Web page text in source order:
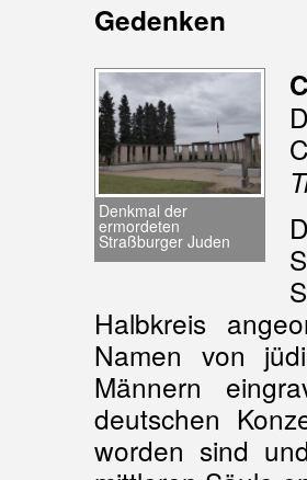
Gedenken
Denkmal der
ermordeten
Straßburger Juden
Halbkreis
Namen von
Männern
deutschen
worden sind